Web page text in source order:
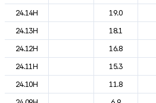
24.14H
19.0
24.13H
18.1
24.12H
16.8
24.11H
15.3
24.10H
11.8